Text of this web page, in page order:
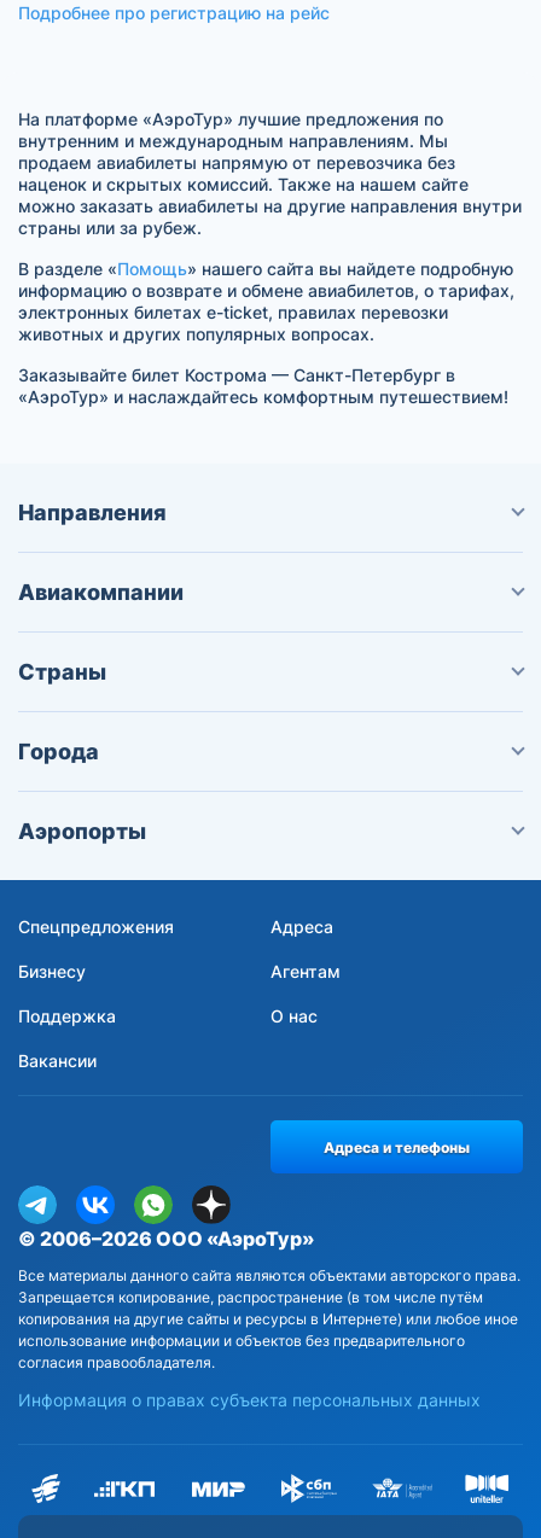
Подробнее про регистрацию на рейс
На платформе «АэроТур» лучшие предложения по
внутренним и международным направлениям. Мы
продаем авиабилеты напрямую от перевозчика без
наценок и скрытых комиссий. Также на нашем сайте
можно заказать авиабилеты на другие направления внутри
страны или за рубеж.
В разделе «Помощь» нашего сайта вы найдете подробную
информацию о возврате и обмене авиабилетов, о тарифах,
электронных билетах e-ticket, правилах перевозки
животных и других популярных вопросах.
Заказывайте билет Кострома — Санкт-Петербург в
«АэроТур» и наслаждайтесь комфортным путешествием!
Направления
Авиакомпании
Страны
Города
Аэропорты
Спецпредложения Адреса
Бизнесу Агентам
Поддержка О нас
Вакансии
© 2006–2026 ООО «АэроТур»
Все материалы данного сайта являются объектами авторского права.
Запрещается копирование, распространение (в том числе путём
копирования на другие сайты и ресурсы в Интернете) или любое иное
использование информации и объектов без предварительного
согласия правообладателя.
Информация о правах субъекта персональных данных
Адреса и телефоны